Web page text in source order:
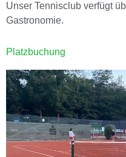
Unser Tennisclub verfügt
Gastronomie.
Platzbuchung